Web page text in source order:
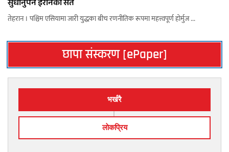
सुधार्नुपर्ने इरानको सर्त
तेहरान । पश्चिम एसियामा जारी युद्धका बीच रणनीतिक रूपमा महत्त्वपूर्ण होर्मुज ...
छापा संस्करण [ePaper]
भर्खरै
लाेकप्रिय